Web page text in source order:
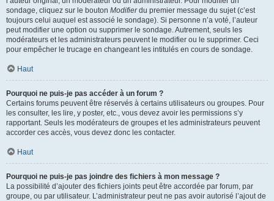
sondage, cliquez sur le bouton Modifierdu premier message du sujet (c’est
toujours celui auquel est associé le sondage). Si personne n’a voté, l’auteur
peut modifier une option ou supprimer le sondage. Autrement, seuls les
modérateurs et les administrateurs peuvent le modifier ou le supprimer. Ceci
pour empêcher le trucage en changeant les intitulés en cours de sondage.
Haut
Pourquoi ne puis-je pas accéder à un forum ?
Certains forums peuvent être réservés à certains utilisateurs ou groupes. Pour
les consulter, les lire, y poster, etc., vous devez avoir les permissions s’y
rapportant. Seuls les modérateurs de groupes et les administrateurs peuvent
accorder ces accès, vous devez donc les contacter.
Haut
Pourquoi ne puis-je pas joindre des fichiers à mon message ?
La possibilité d’ajouter des fichiers joints peut être accordée par forum, par
groupe, ou par utilisateur. L’administrateur peut ne pas avoir autorisé l’ajout de